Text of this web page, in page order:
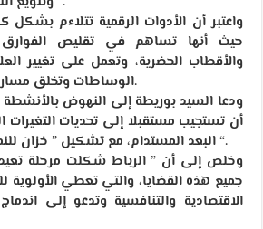
واعتبر أن الأدوات الرقمية تتلاءم بشكل
حيث أنها تساهم في تقليص الفوارق
والأقطاب الحضرية، وتعمل على تغيير
الوساطات وتخلق مسارات جديدة لخلق القيمة.
ودعا السيد بوريطة إلى النهوض بالأنشطة
أن تستجيب مستقبلا إلى تحديات التغيرات
البعد المستدام، مع تشكيل ” خزان للنمو وخلق فرص الشغل “.
وخلص إلى أن ” الرباط شكلت مرحلة
جميع هذه القضايا، والتي تعطي الأولوية
الاقتصادية والتنافسية وتدعو إلى